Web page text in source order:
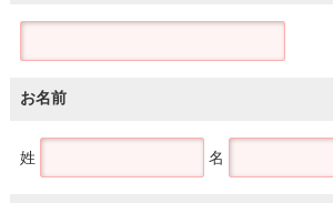
お名前
姓 名